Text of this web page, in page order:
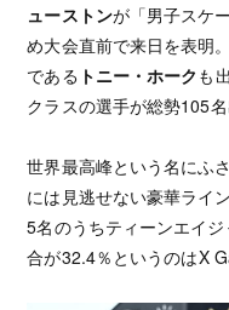
ューストンが「男子スケ
め大会直前で来日を表明
である トニー・ホーク も
クラスの選手が総勢105名
世界最高峰という名にふ
には見逃せない豪華ライ
5名のうちティーンエイ
合が32.4％というのはX